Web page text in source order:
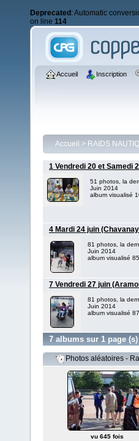
Deprecated : Automatic
on line 114
Accueil Inscription
Accueil > RAIDS
1 Vendredi 20 et Samedi
51 photos, la
Juin 2014
album visualisé
4 Mardi 24 juin
81 photos, la
Juin 2014
album visualisé
7 Vendredi 27 juin
81 photos, la
Juin 2014
album visualisé
7 albums sur 1 page (s)
Photos aléatoires -
vu 645 fois